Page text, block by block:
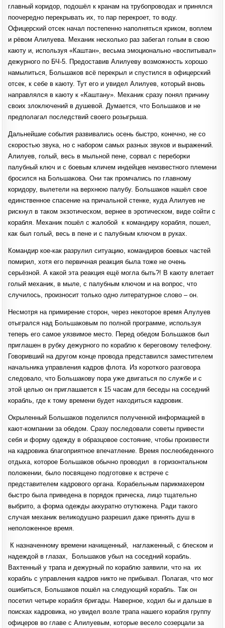
главный коридор, подошёл к кранам на трубопроводах и принялся
поочередно перекрывать их, то пар перекроет, то воду.
Офицерский отсек начал постепенно наполняться криком, воплем
и рёвом Алилуева. Механик несколько раз забегал голым в свою
каюту и, используя «Каштан», весьма эмоционально «воспитывал»
дежурного по БЧ-5. Предоставив Алилуеву возможность хорошо
намылиться, Большаков всё перекрыл и спустился в офицерский
отсек, к себе в каюту. Тут его и увидел Алилуев, который вновь
направлялся в каюту к «Каштану». Механик сразу понял причину
своих злоключений в душевой. Думается, что Большаков и не
предполагал последствий своего розыгрыша.
Дальнейшие события развивались осень быстро, конечно, не со
скоростью звука, но с набором самых разных звуков и выражений.
Алилуев, голый, весь в мыльной пене, сорвал с переборки
палубный ключ и с боевым кличем индейцев неизвестного племени
бросился на Большакова. Они так промчались по главному
коридору, вылетели на верхнюю палубу. Большаков нашёл свое
единственное спасение на причальной стенке, куда Алилуев не
рискнул в таком экзотическом, вернее в эротическом, виде сойти с
корабля. Механик пошёл с жалобой к командиру корабля, пошел,
как был голый, весь в пене и с палубным ключом в руках.
Командир кое-как разрулил ситуацию, командиров боевых частей
помирил, хотя его первичная реакция была тоже не очень
серьёзной. А какой эта реакция ещё могла быть?! В каюту влетает
голый механик, в мыле, с палубным ключом и на вопрос, что
случилось, произносит только одно литературное слово – он.
Несмотря на примирение сторон, через некоторое время Алулуев
отыгрался над Большаковым по полной программе, используя
теперь его самое уязвимое место. Перед обедом Большаков был
приглашен в рубку дежурного по кораблю к береговому телефону.
Говоривший на другом конце провода представился заместителем
начальника управления кадров флота. Из короткого разговора
следовало, что Большакову пора уже двигаться по службе и с
этой целью он приглашается к 15 часам для беседы на соседний
корабль, где к тому времени будет находиться кадровик.
Окрыленный Большаков поделился полученной информацией в
кают-компании за обедом. Сразу последовали советы привести
себя и форму одежду в образцовое состояние, чтобы произвести
на кадровика благоприятное впечатление. Время послеобеденного
отдыха, которое Большаков обычно проводил в горизонтальном
положении, было посвящено подготовке к встрече с
представителем кадрового органа. Корабельным парикмахером
быстро была приведена в порядок прическа, лицо тщательно
выбрито, а форма одежды аккуратно отутюжена. Ради такого
случая механик великодушно разрешил даже принять душ в
неположенное время.
К назначенному времени начищенный, наглаженный, с блеском и
надеждой в глазах, Большаков убыл на соседний корабль.
Вахтенный у трапа и дежурный по кораблю заявили, что на их
корабль с управления кадров никто не прибывал. Полагая, что мог
ошибиться, Большаков пошёл на следующий корабль. Так он
посетил четыре корабля бригады. Наверное, ходил бы и дальше в
поисках кадровика, но увидел возле трапа нашего корабля группу
офицеров во главе с Алилуевым, которые весело созерцали за